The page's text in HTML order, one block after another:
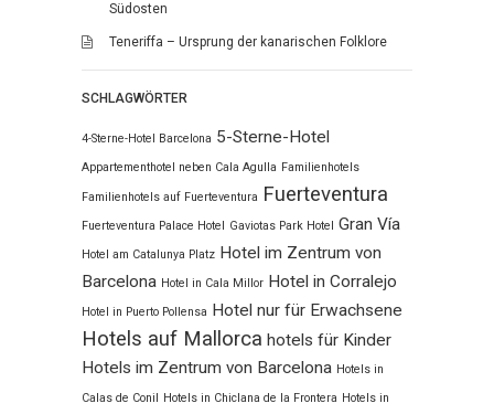
Südosten
Teneriffa – Ursprung der kanarischen Folklore
SCHLAGWÖRTER
4-Sterne-Hotel Barcelona 5-Sterne-Hotel
Appartementhotel neben Cala Agulla Familienhotels
Familienhotels auf Fuerteventura Fuerteventura
Fuerteventura Palace Hotel Gaviotas Park Hotel Gran Vía
Hotel am Catalunya Platz Hotel im Zentrum von
Barcelona Hotel in Cala Millor Hotel in Corralejo
Hotel in Puerto Pollensa Hotel nur für Erwachsene
Hotels auf Mallorca hotels für Kinder
Hotels im Zentrum von Barcelona Hotels in
Calas de Conil Hotels in Chiclana de la Frontera Hotels in